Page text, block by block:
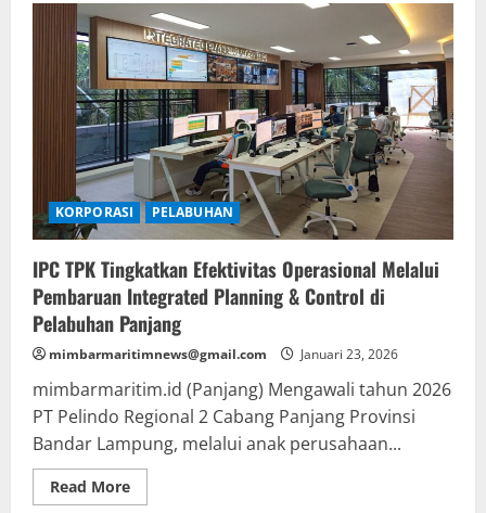
Regional
2
Càbang
Tanjung
Priok
Sosialisasi
Permintaan
Layanan
Air
Bersih
Kapal
melalui
Sistem
Phinnisi
KORPORASI PELABUHAN
IPC TPK Tingkatkan Efektivitas Operasional Melalui
Pembaruan Integrated Planning & Control di
Pelabuhan Panjang
mimbarmaritimnews@gmail.com Januari 23, 2026
mimbarmaritim.id (Panjang) Mengawali tahun 2026
PT Pelindo Regional 2 Cabang Panjang Provinsi
Bandar Lampung, melalui anak perusahaan...
Read MoreRead
more